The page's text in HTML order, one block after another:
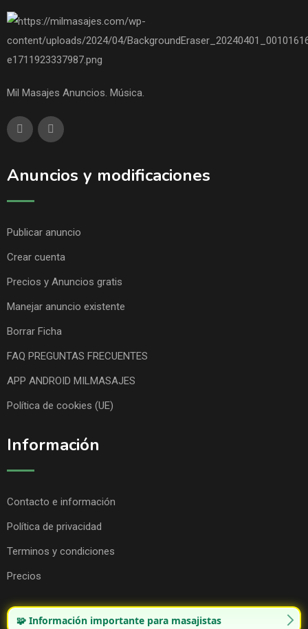
Mil Masajes Anuncios. Música.
Anuncios y modificaciones
Publicar anuncio
Crear cuenta
Precios y Anuncios gratis
Manejar anuncio existente
Borrar Ficha
FAQ PREGUNTAS FRECUENTES
APP ANDROID MILMASAJES
Política de cookies (UE)
Información
Contacto e información
Política de privacidad
Terminos y condiciones
Precios
🧩 Información importante para masajistas